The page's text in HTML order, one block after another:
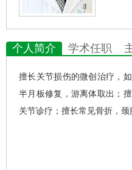
个人简介 学术任职
擅长关节损伤的微创治疗，
半月板修复，游离体取出；
关节诊疗；擅长常见骨折，颈